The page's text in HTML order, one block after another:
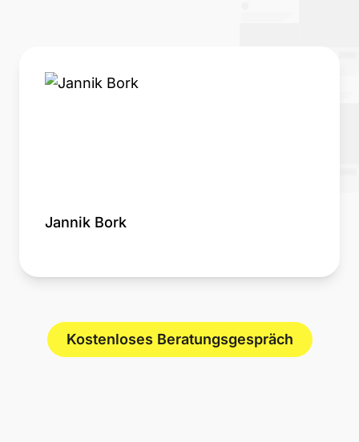
Jannik Bork
Kostenloses Beratungsgespräch